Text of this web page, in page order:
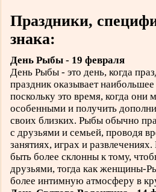
Праздники,
знака:
День Рыбы - 19 февраля
День Рыбы - это день, когда
праздник оказывает
поскольку это время, когда они
особенными и получить
своих близких. Рыбы обычно
с друзьями и семьей, проводя
занятиях, играх и
быть более склонны к тому,
друзьями, тогда как женщины-
более интимную атмосферу в